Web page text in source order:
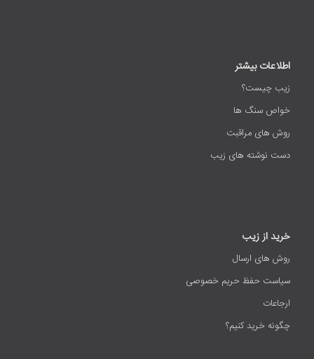
اطلاعات بیشتر
زیب چیست؟
خواص سنگ ها
روش های مراقبت
دست نوشته های زیب
خرید از زیب
روش های ارسال
سیاست حفظ حریم خصوصی
ارجاعات
چگونه خرید کنیم؟